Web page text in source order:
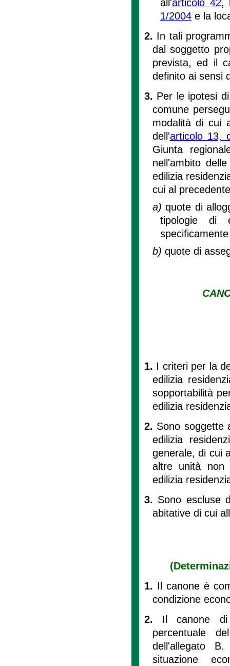
all'articolo 42,
1/2004 e la
2. In tali
dal soggetto
prevista, ed il
definito ai sensi
3. Per le ipotesi
comune
modalità di cui
dell'articolo 13,
Giunta
nell'ambito
edilizia
cui al
a)quote di
tipologie di
b) quote di
1. I criteri per la
edilizia
sopportabilità
edilizia
2. Sono soggette
edilizia
generale, di cui
altre unità non
edilizia
3. Sono escluse
abitative di cui
1. Il canone è
condizione
2. Il canone di
percentuale
dell'allegato
situazione